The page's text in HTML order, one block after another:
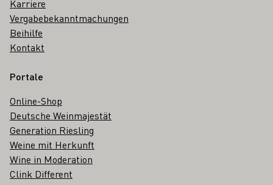
Karriere
Vergabebekanntmachungen
Beihilfe
Kontakt
Portale
Online-Shop
Deutsche Weinmajestät
Generation Riesling
Weine mit Herkunft
Wine in Moderation
Clink Different